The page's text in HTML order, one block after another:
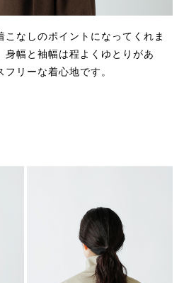
なしのポイントになってくれま
身幅と袖幅は程よくゆとりがあ
リーな着心地です。